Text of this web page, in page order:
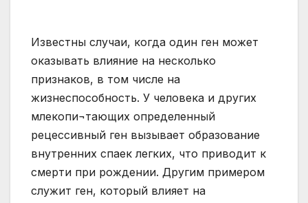
Известны случаи, когда один ген может
оказывать влияние на несколько
признаков, в том числе на
жизнеспособность. У человека и других
млекопи¬тающих определенный
рецессивный ген вызывает образование
внутренних спаек легких, что приводит к
смерти при рождении. Другим примером
служит ген, который влияет на